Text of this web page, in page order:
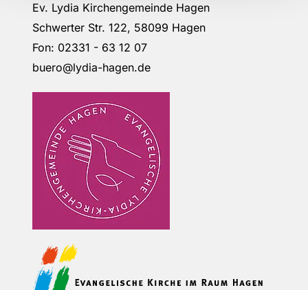
Ev. Lydia Kirchengemeinde Hagen
Schwerter Str. 122, 58099 Hagen
Fon: 02331 - 63 12 07
buero@lydia-hagen.de